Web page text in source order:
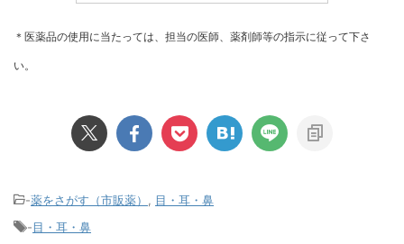
＊医薬品の使用に当たっては、担当の医師、薬剤師等の指示に従って下さ
い。
-薬をさがす（市販薬）
目・耳・鼻
-目・耳・鼻